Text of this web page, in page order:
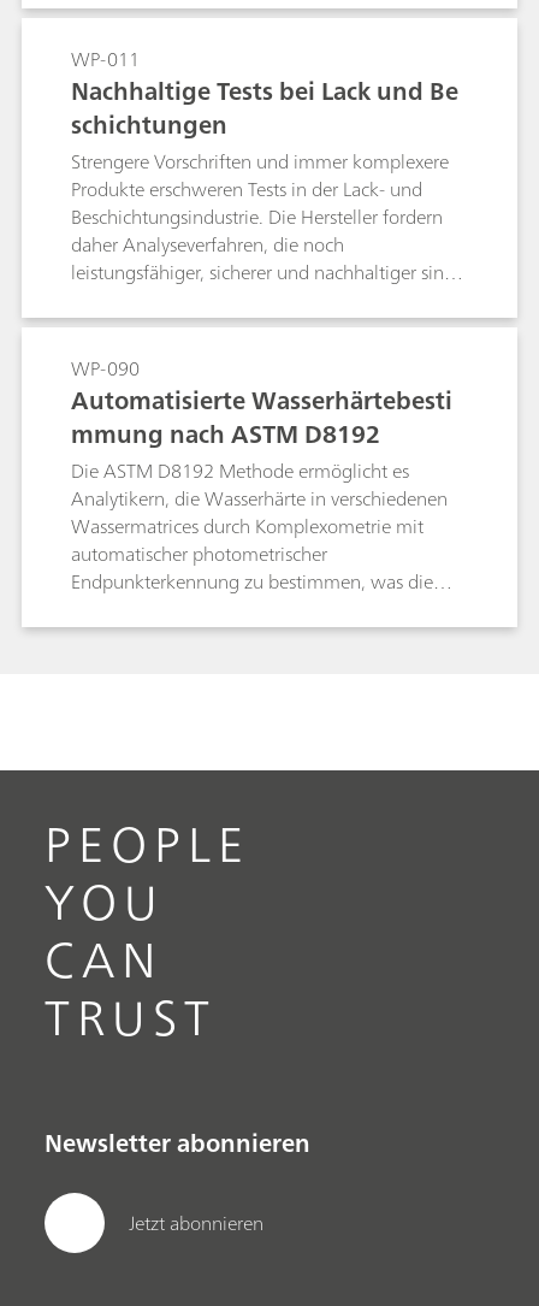
100'000 im grossindustriellem Massstab
produziert werden. Viele davon gelangen in die
Umwelt. Das verlangt nach empfindlichen
Analysenverfahren und leistungsstarken
Analyseinstrumenten.In der Wasser- und
Bodenanalytik sind pH-Wert, Leitfähigkeit und
der Sauerstoffbedarf wichtige Kenngrössen. Die
ersten beiden sind schnell zu bestimmen; bei
letzterer wird häufig die Titration eingesetzt, die
auch bei zahlreichen Einzelbestimmungen
Anwendung findet. Dieser Artikel beschreibt
einige wichtige normkonforme Bestimmungen
WP-011
Nachhaltige Tests bei Lack und Be
schichtungen
Strengere Vorschriften und immer komplexere
Produkte erschweren Tests in der Lack- und
Beschichtungsindustrie. Die Hersteller fordern
daher Analyseverfahren, die noch
leistungsfähiger, sicherer und nachhaltiger sind.
nachhaltige und kosteneffiziente Alternative zu
vielen nasschemischen Verfahren. In diesem
White Paper wird beschrieben, wie dank Vis-
NIR-Spektroskopie die Testverfahren für eine
Vielzahl von Analysen während der
Rezepturerstellung und Produktion von Lack
und Beschichtungen auf wirtschaftliche und
ökologische Weise verbessert
werden.Schlüsselwörter: Tests, nachhaltig, VOC,
Lack, Beschichtungen, Bindemittel, Harze,
Additive, Pigmente, Lösungsmittel
WP-090
Automatisierte Wasserhärtebesti
mmung nach ASTM D8192
Die ASTM D8192 Methode ermöglicht es
Analytikern, die Wasserhärte in verschiedenen
Wassermatrices durch Komplexometrie mit
automatischer photometrischer
Endpunkterkennung zu bestimmen, was die
erhöht.
PEOPLE
YOU
CAN
TRUST
Newsletter abonnieren
Jetzt abonnieren